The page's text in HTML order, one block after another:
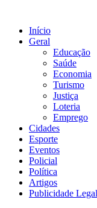
conteúdo
Início
Geral
Educação
Saúde
Economia
Turismo
Justiça
Loteria
Emprego
Cidades
Esporte
Eventos
Policial
Política
Artigos
Publicidade Legal